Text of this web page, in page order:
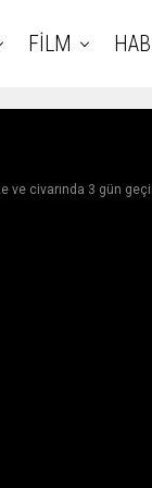
FİLM
civarında 3 gün